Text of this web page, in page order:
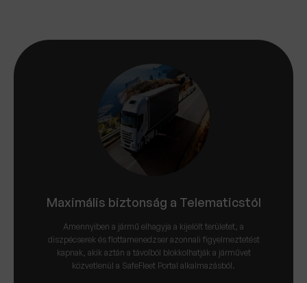
Maximális biztonság a Telematicstól
Amennyiben a jármű elhagyja a kijelölt területet, a
diszpécserek és flottamenedzser azonnali figyelmeztetést
kapnak, akik aztán a távolból blokkolhatják a járművet
közvetlenül a SafeFleet Portal alkalmazásból.